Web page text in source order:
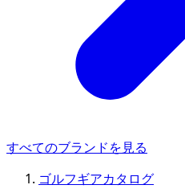
すべてのブランドを見る
ゴルフギアカタログ